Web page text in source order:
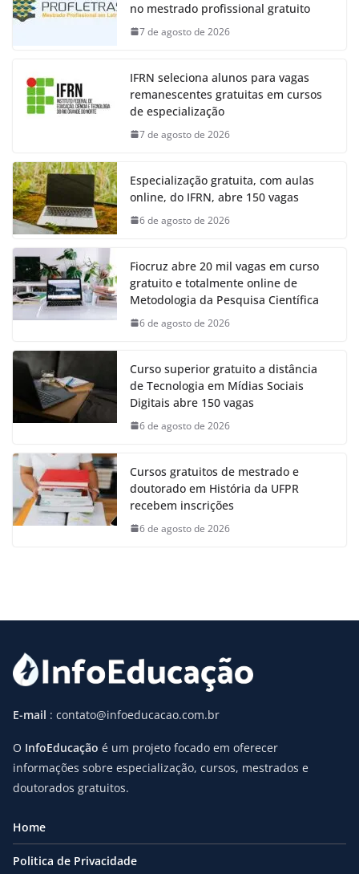
no mestrado profissional gratuito
7 de agosto de 2026
IFRN seleciona alunos para vagas
remanescentes gratuitas em cursos
de especialização
7 de agosto de 2026
Especialização gratuita, com aulas
online, do IFRN, abre 150 vagas
6 de agosto de 2026
Fiocruz abre 20 mil vagas em curso
gratuito e totalmente online de
Metodologia da Pesquisa Científica
6 de agosto de 2026
Curso superior gratuito a distância
de Tecnologia em Mídias Sociais
Digitais abre 150 vagas
6 de agosto de 2026
Cursos gratuitos de mestrado e
doutorado em História da UFPR
recebem inscrições
6 de agosto de 2026
E-mail : contato@infoeducacao.com.br
O InfoEducação é um projeto focado em oferecer
informações sobre especialização, cursos, mestrados e
doutorados gratuitos.
Home
Politica de Privacidade